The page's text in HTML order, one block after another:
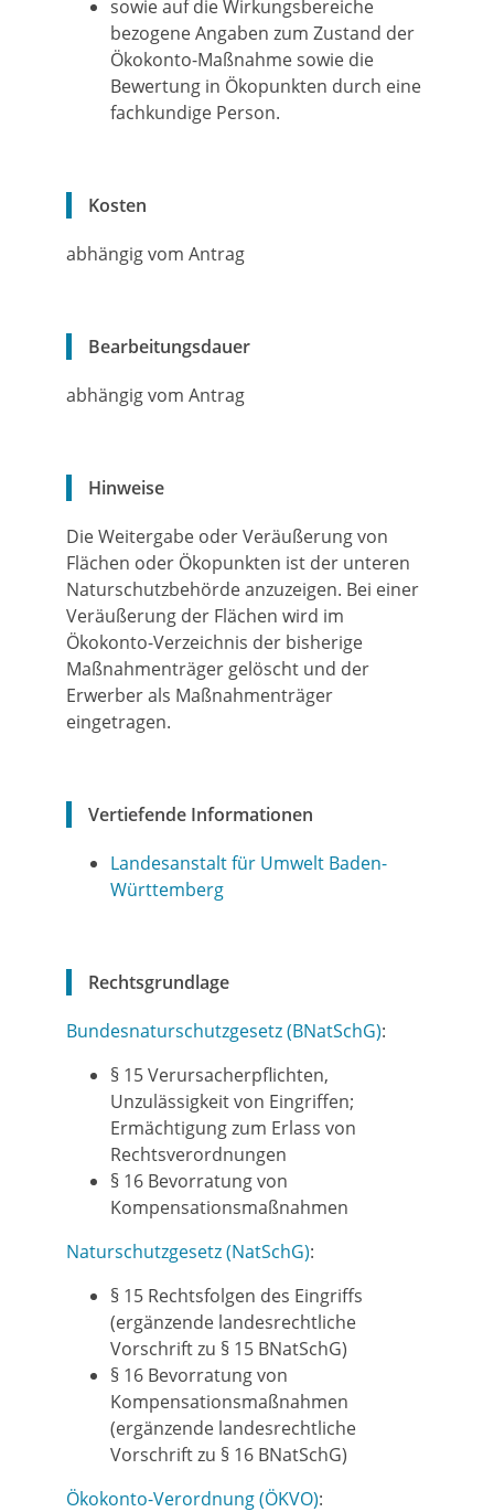
sowie auf die Wirkungsbereiche
bezogene Angaben zum Zustand der
Ökokonto-Maßnahme sowie die
Bewertung in Ökopunkten durch eine
fachkundige Person.
Kosten
abhängig vom Antrag
Bearbeitungsdauer
abhängig vom Antrag
Hinweise
Die Weitergabe oder Veräußerung von
Flächen oder Ökopunkten ist der unteren
Naturschutzbehörde anzuzeigen. Bei einer
Veräußerung der Flächen wird im
Ökokonto-Verzeichnis der bisherige
Maßnahmenträger gelöscht und der
Erwerber als Maßnahmenträger
eingetragen.
Vertiefende Informationen
Landesanstalt für Umwelt Baden-
Württemberg
Rechtsgrundlage
Bundesnaturschutzgesetz (BNatSchG):
§ 15Verursacherpflichten,
Unzulässigkeit von Eingriffen;
Ermächtigung zum Erlass von
Rechtsverordnungen
§ 16 Bevorratung von
Kompensationsmaßnahmen
Naturschutzgesetz (NatSchG):
§ 15 Rechtsfolgen des Eingriffs
(ergänzende landesrechtliche
Vorschrift zu § 15 BNatSchG)
§ 16 Bevorratung von
Kompensationsmaßnahmen
(ergänzende landesrechtliche
Vorschrift zu § 16 BNatSchG)
Ökokonto-Verordnung (ÖKVO):